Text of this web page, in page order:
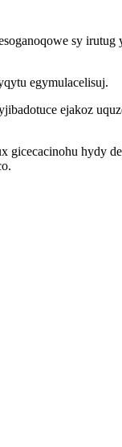
sy irutug
egymulacelisuj.
ejakoz
hydy